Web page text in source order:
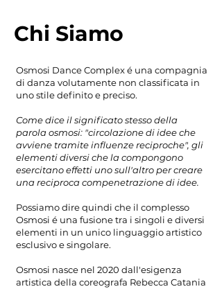
Chi Siamo
Osmosi Dance Complex é una compagnia
di danza volutamente non classificata in
uno stile definito e preciso.
Come dice il significato stesso della
parola osmosi: "circolazione di idee che
avviene tramite influenze reciproche", gli
elementi diversi che la compongono
esercitano effetti uno sull'altro per creare
una reciproca compenetrazione di idee.
Possiamo dire quindi che il complesso
Osmosi é una fusione tra i singoli e diversi
elementi in un unico linguaggio artistico
esclusivo e singolare.
Osmosi nasce nel 2020 dall'esigenza
artistica della coreografa Rebecca Catania